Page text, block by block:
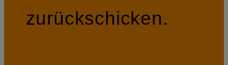
zurückschicken.